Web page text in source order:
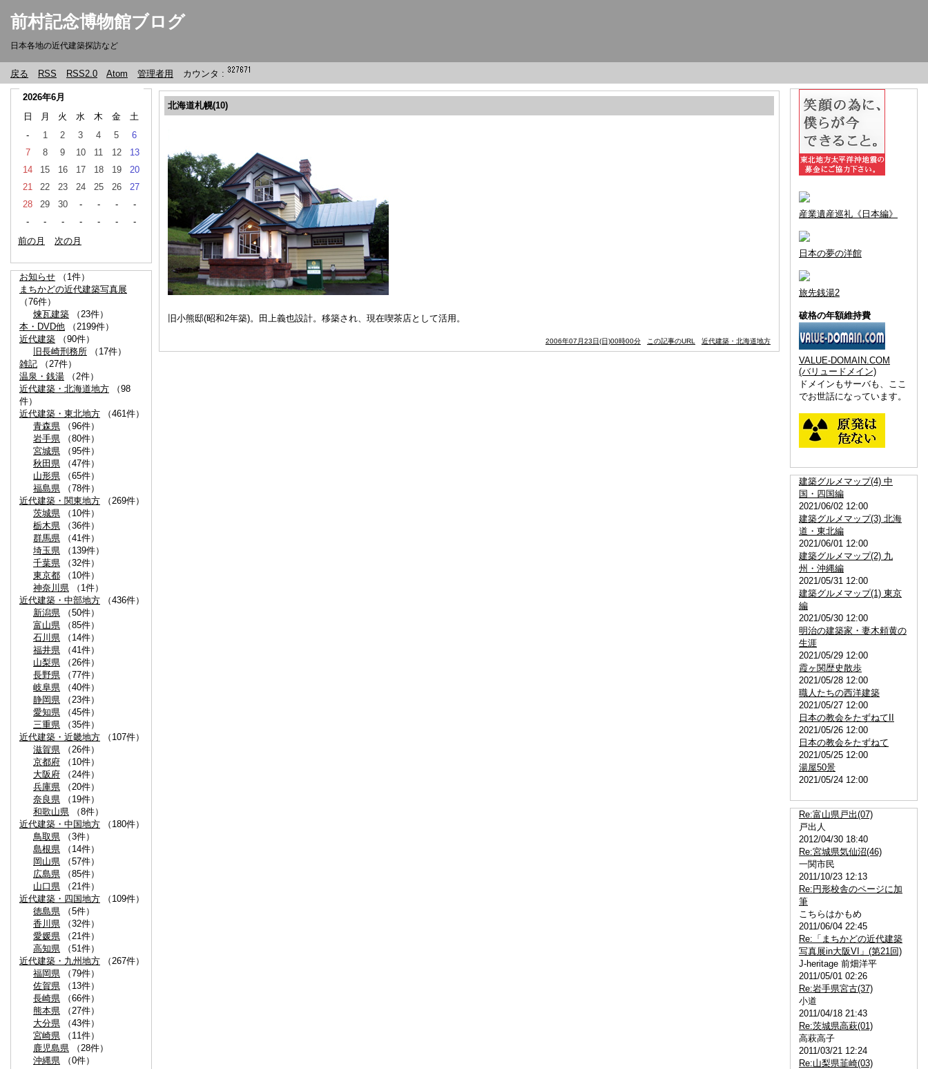
前村記念博物館ブログ
日本各地の近代建築探訪など
戻る RSS RSS2.0 Atom 管理者用 カウンタ :
2026年6月
日
月 火 水 木 金
土
-
1 2 3 4 5
6
7
8 9 10 11 12
13
14
15 16 17 18 19
20
21
22 23 24 25 26
27
28
29 30 - - -
-
-
- - - - -
-
前の月
次の月
お知らせ （1件）
まちかどの近代建築写真展
（76件）
煉瓦建築 （23件）
本・DVD他 （2199件）
近代建築 （90件）
旧長崎刑務所 （17件）
雑記 （27件）
温泉・銭湯 （2件）
近代建築・北海道地方 （98
件）
近代建築・東北地方 （461件）
青森県 （96件）
岩手県 （80件）
宮城県 （95件）
秋田県 （47件）
山形県 （65件）
福島県 （78件）
近代建築・関東地方 （269件）
茨城県 （10件）
栃木県 （36件）
群馬県 （41件）
埼玉県 （139件）
千葉県 （32件）
東京都 （10件）
神奈川県 （1件）
近代建築・中部地方 （436件）
新潟県 （50件）
富山県 （85件）
石川県 （14件）
福井県 （41件）
山梨県 （26件）
長野県 （77件）
岐阜県 （40件）
静岡県 （23件）
愛知県 （45件）
三重県 （35件）
近代建築・近畿地方 （107件）
滋賀県 （26件）
京都府 （10件）
大阪府 （24件）
兵庫県 （20件）
奈良県 （19件）
和歌山県 （8件）
近代建築・中国地方 （180件）
鳥取県 （3件）
島根県 （14件）
岡山県 （57件）
広島県 （85件）
山口県 （21件）
近代建築・四国地方 （109件）
徳島県 （5件）
香川県 （32件）
愛媛県 （21件）
高知県 （51件）
近代建築・九州地方 （267件）
福岡県 （79件）
佐賀県 （13件）
長崎県 （66件）
熊本県 （27件）
大分県 （43件）
宮崎県 （11件）
鹿児島県 （28件）
沖縄県 （0件）
産業遺産巡礼《日本編》
日本の夢の洋館
旅先銭湯2
破格の年額維持費
VALUE-DOMAIN.COM
(バリュードメイン)
ドメインもサーバも、ここ
でお世話になっています。
建築グルメマップ(4) 中
国・四国編
2021/06/02 12:00
建築グルメマップ(3) 北海
道・東北編
2021/06/01 12:00
建築グルメマップ(2) 九
州・沖縄編
2021/05/31 12:00
建築グルメマップ(1) 東京
編
2021/05/30 12:00
明治の建築家・妻木頼黄の
生涯
2021/05/29 12:00
霞ヶ関歴史散歩
2021/05/28 12:00
職人たちの西洋建築
2021/05/27 12:00
日本の教会をたずねてII
2021/05/26 12:00
日本の教会をたずねて
2021/05/25 12:00
湯屋50景
2021/05/24 12:00
Re:富山県戸出(07)
戸出人
2012/04/30 18:40
Re:宮城県気仙沼(46)
一関市民
2011/10/23 12:13
Re:円形校舎のページに加
筆
こちらはかもめ
2011/06/04 22:45
Re:「まちかどの近代建築
写真展in大阪VI」(第21回)
J-heritage 前畑洋平
2011/05/01 02:26
Re:岩手県宮古(37)
小道
2011/04/18 21:43
Re:茨城県高萩(01)
高萩高子
2011/03/21 12:24
Re:山梨県韮崎(03)
北海道札幌(10)
旧小熊邸(昭和2年築)。田上義也設計。移築され、現在喫茶店として活用。
2006年07月23日(日)00時00分 この記事のURL 近代建築・北海道地方